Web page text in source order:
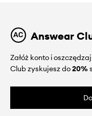
Answear
Załóż konto i
Club zyskujesz do20%